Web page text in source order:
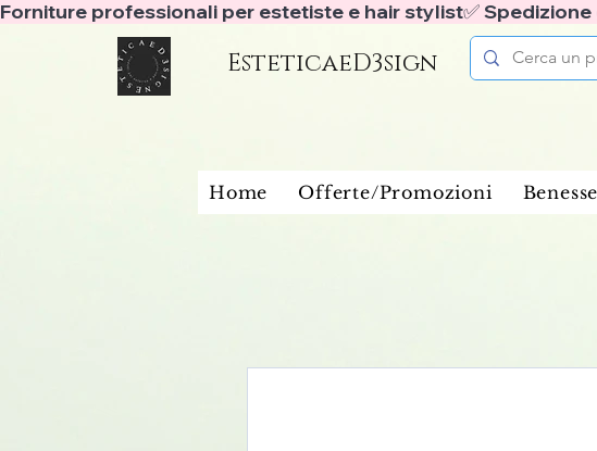
Forniture professionali per estetiste e hair stylist✅
EsteticaeD3sign
Home Offerte/Promozioni